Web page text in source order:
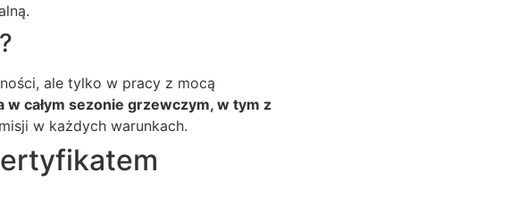
ale tylko w pracy z mocą
w całym sezonie grzewczym, w tym z
w każdych warunkach.